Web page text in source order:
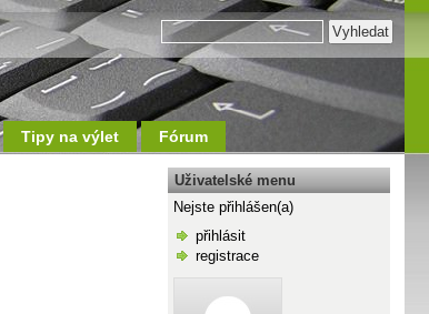
Tipy na výlet Fórum
Uživatelské menu
Nejste přihlášen(a)
přihlásit
registrace